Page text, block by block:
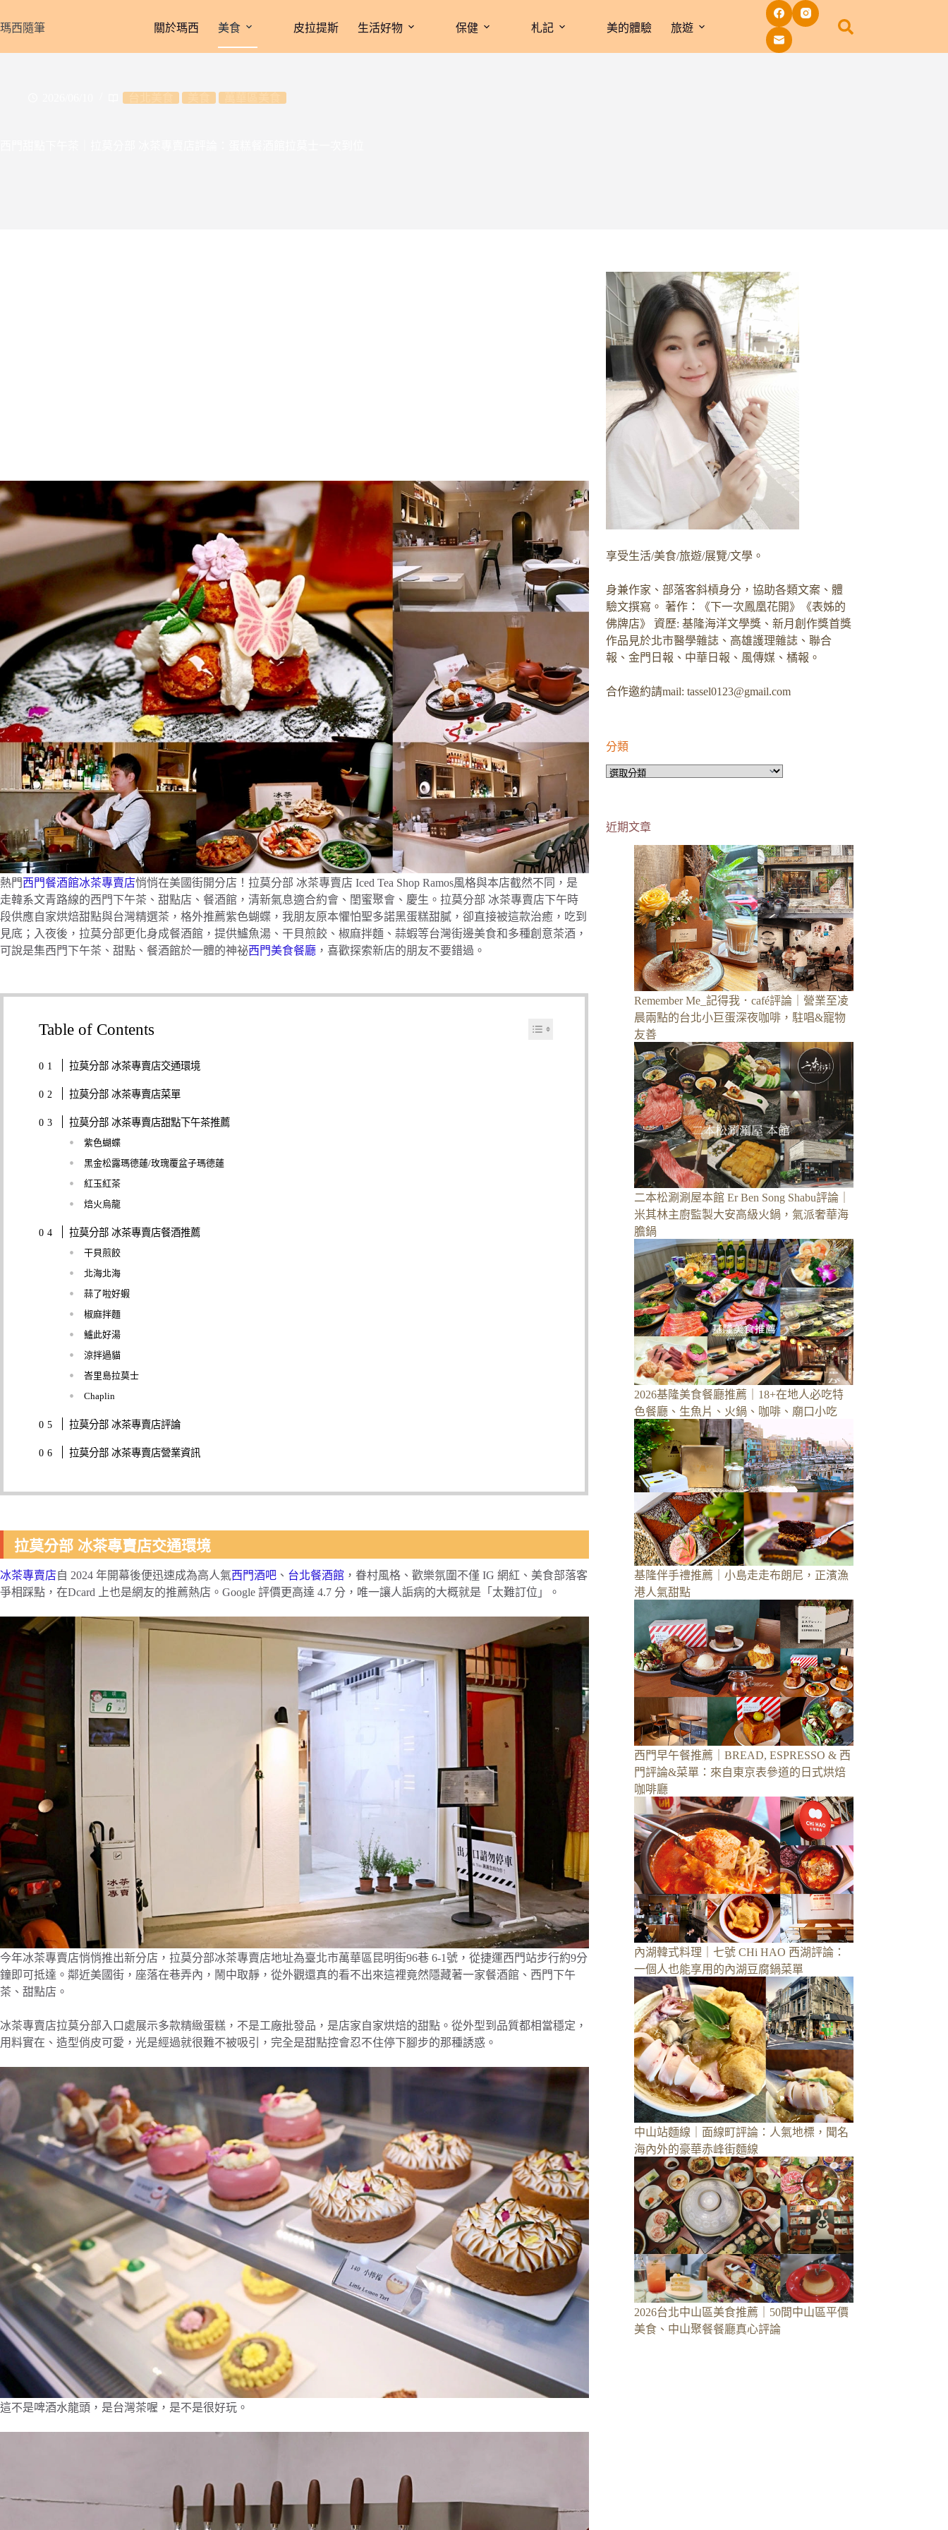
至
瑪西隨筆 關於瑪西 美食 皮拉提斯 生活好物 保健 札記 美的體驗 旅遊
熱門西門餐酒館冰茶專賣店悄悄在美國街開分店！拉莫分部 冰茶專賣店 Iced Tea Shop Ramos風格與本店截然不同，是
走韓系文青路線的西門下午茶、甜點店、餐酒館，清新氣息適合約會、閨蜜聚會、慶生。拉莫分部 冰茶專賣店下午時
段供應自家烘焙甜點與台灣精選茶，格外推薦紫色蝴蝶，我朋友原本懼怕聖多諾黑蛋糕甜膩，卻直接被這款治癒，吃到
見底；入夜後，拉莫分部更化身成餐酒館，提供鱸魚湯、干貝煎餃、椒麻拌麵、蒜蝦等台灣街邊美食和多種創意茶酒，
可說是集西門下午茶、甜點、餐酒館於一體的神祕西門美食餐廳 ，喜歡探索新店的朋友不要錯過。
Table of Contents
拉莫分部 冰茶專賣店交通環境
拉莫分部 冰茶專賣店菜單
拉莫分部 冰茶專賣店甜點下午茶推薦
紫色蝴蝶
黑金松露瑪德蓮/玫瑰覆盆子瑪德蓮
紅玉紅茶
焙火烏龍
拉莫分部 冰茶專賣店餐酒推薦
干貝煎餃
北海北海
蒜了啦好蝦
椒麻拌麵
鱸此好湯
涼拌過貓
峇里島拉莫士
Chaplin
拉莫分部 冰茶專賣店評論
拉莫分部 冰茶專賣店營業資訊
拉莫分部 冰茶專賣店交通環境
冰茶專賣店自 2024 年開幕後便迅速成為高人氣西門酒吧 、 台北餐酒館 ，眷村風格、歡樂氛圍不僅 IG 網紅、美食部落客
爭相踩點，在Dcard 上也是網友的推薦熱店。Google 評價更高達 4.7 分，唯一讓人詬病的大概就是「太難訂位」。
今年冰茶專賣店悄悄推出新分店，拉莫分部冰茶專賣店地址為臺北市萬華區昆明街96巷 6-1號，從捷運西門站步行約9分
鐘即可抵達。鄰近美國街，座落在巷弄內，鬧中取靜，從外觀還真的看不出來這裡竟然隱藏著一家餐酒館、西門下午
茶、甜點店。
冰茶專賣店拉莫分部入口處展示多款精緻蛋糕，不是工廠批發品，是店家自家烘焙的甜點。從外型到品質都相當穩定，
用料實在、造型俏皮可愛，光是經過就很難不被吸引，完全是甜點控會忍不住停下腳步的那種誘惑。
這不是啤酒水龍頭，是台灣茶喔，是不是很好玩。
享受生活/美食/旅遊/展覽/文學。
身兼作家、部落客斜槓身分，協助各類文案、體
驗文撰寫。 著作：《下一次鳳凰花開》《表姊的
佛牌店》 資歷: 基隆海洋文學獎、新月創作獎首獎
作品見於北市醫學雜誌、高雄護理雜誌、聯合
報、金門日報、中華日報、風傳媒、橘報。
合作邀約請mail: tassel0123@gmail.com
分類
分
近期文章
Remember Me_記得我．café評論｜營業至凌
晨兩點的台北小巨蛋深夜咖啡，駐唱&寵物
友善
二本松涮涮屋本館 Er Ben Song Shabu評論｜
米其林主廚監製大安高級火鍋，氣派奢華海
膽鍋
2026基隆美食餐廳推薦｜18+在地人必吃特
色餐廳、生魚片、火鍋、咖啡、廟口小吃
基隆伴手禮推薦｜小島走走布朗尼，正濱漁
港人氣甜點
西門早午餐推薦｜BREAD, ESPRESSO & 西
門評論&菜單：來自東京表參道的日式烘焙
咖啡廳
內湖韓式料理｜七號 CHi HAO 西湖評論：
一個人也能享用的內湖豆腐鍋菜單
中山站麵線｜面線町評論：人氣地標，聞名
海內外的豪華赤峰街麵線
2026台北中山區美食推薦｜50間中山區平價
美食、中山聚餐餐廳真心評論